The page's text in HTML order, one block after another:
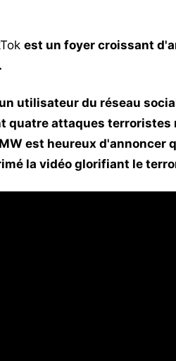
est un foyer croissant
utilisateur du réseau
quatre attaques terroristes
est heureux d'annoncer
la vidéo glorifiant le